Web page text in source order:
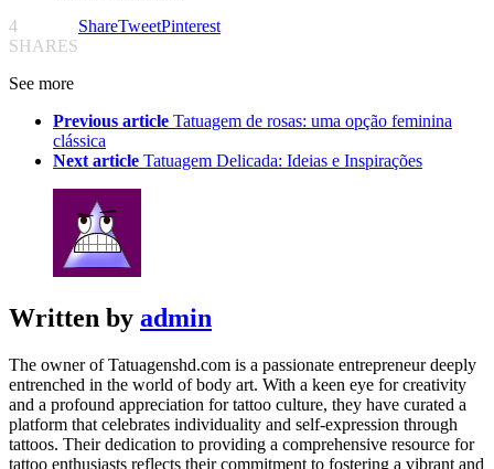
4
SHARES
ShareTweetPinterest
See more
Previous article Tatuagem de rosas: uma opção feminina
clássica
Next article Tatuagem Delicada: Ideias e Inspirações
Written by admin
The owner of Tatuagenshd.com is a passionate entrepreneur deeply
entrenched in the world of body art. With a keen eye for creativity
and a profound appreciation for tattoo culture, they have curated a
platform that celebrates individuality and self-expression through
tattoos. Their dedication to providing a comprehensive resource for
tattoo enthusiasts reflects their commitment to fostering a vibrant and